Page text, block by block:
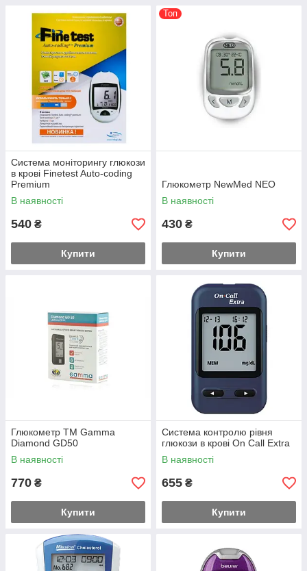
Система моніторингу глюкози
в крові Finetest Auto-coding
Premium
В наявності
540 ₴
Купити
Топ
Глюкометр NewMed NEO
В наявності
430 ₴
Купити
Глюкометр ТМ Gamma
Diamond GD50
В наявності
770 ₴
Купити
Система контролю рівня
глюкози в крові On Call Extra
В наявності
655 ₴
Купити